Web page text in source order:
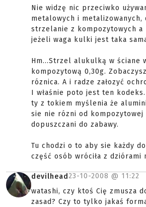
Nie widzę nic przeciwko
metalowych i metalizowanych,
strzelanie z kompozytowych a
jeżeli waga kulki jest taka
Hm...Strzel alukulką w ściane
kompozytową 0,30g.
róznica. A i radze załozyć
I właśnie poto jest ten
ty z tokiem myślenia że
sie nie rózni od kompozytowej
dopuszczani do zabawy.
Tu chodzi o to aby sie każdy
część osób wróciła z dziórami
devilhead23-10-2008 @ 11:22
watashi, czy ktoś Cię zmusza
zasad? Czy to tylko jakaś